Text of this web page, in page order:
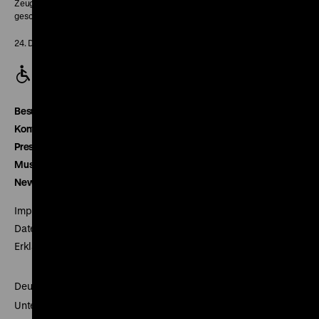
Zeughaus:
geschlossen
24. Dezember geschlossen
Besucherservice
Kontakt
Presse
Museumsverein
Newsletter
Impressum
Datenschutz
Erklärung digitale Barrierefreiheit
Deutsches Historisches Museum
Unter den Linden 2